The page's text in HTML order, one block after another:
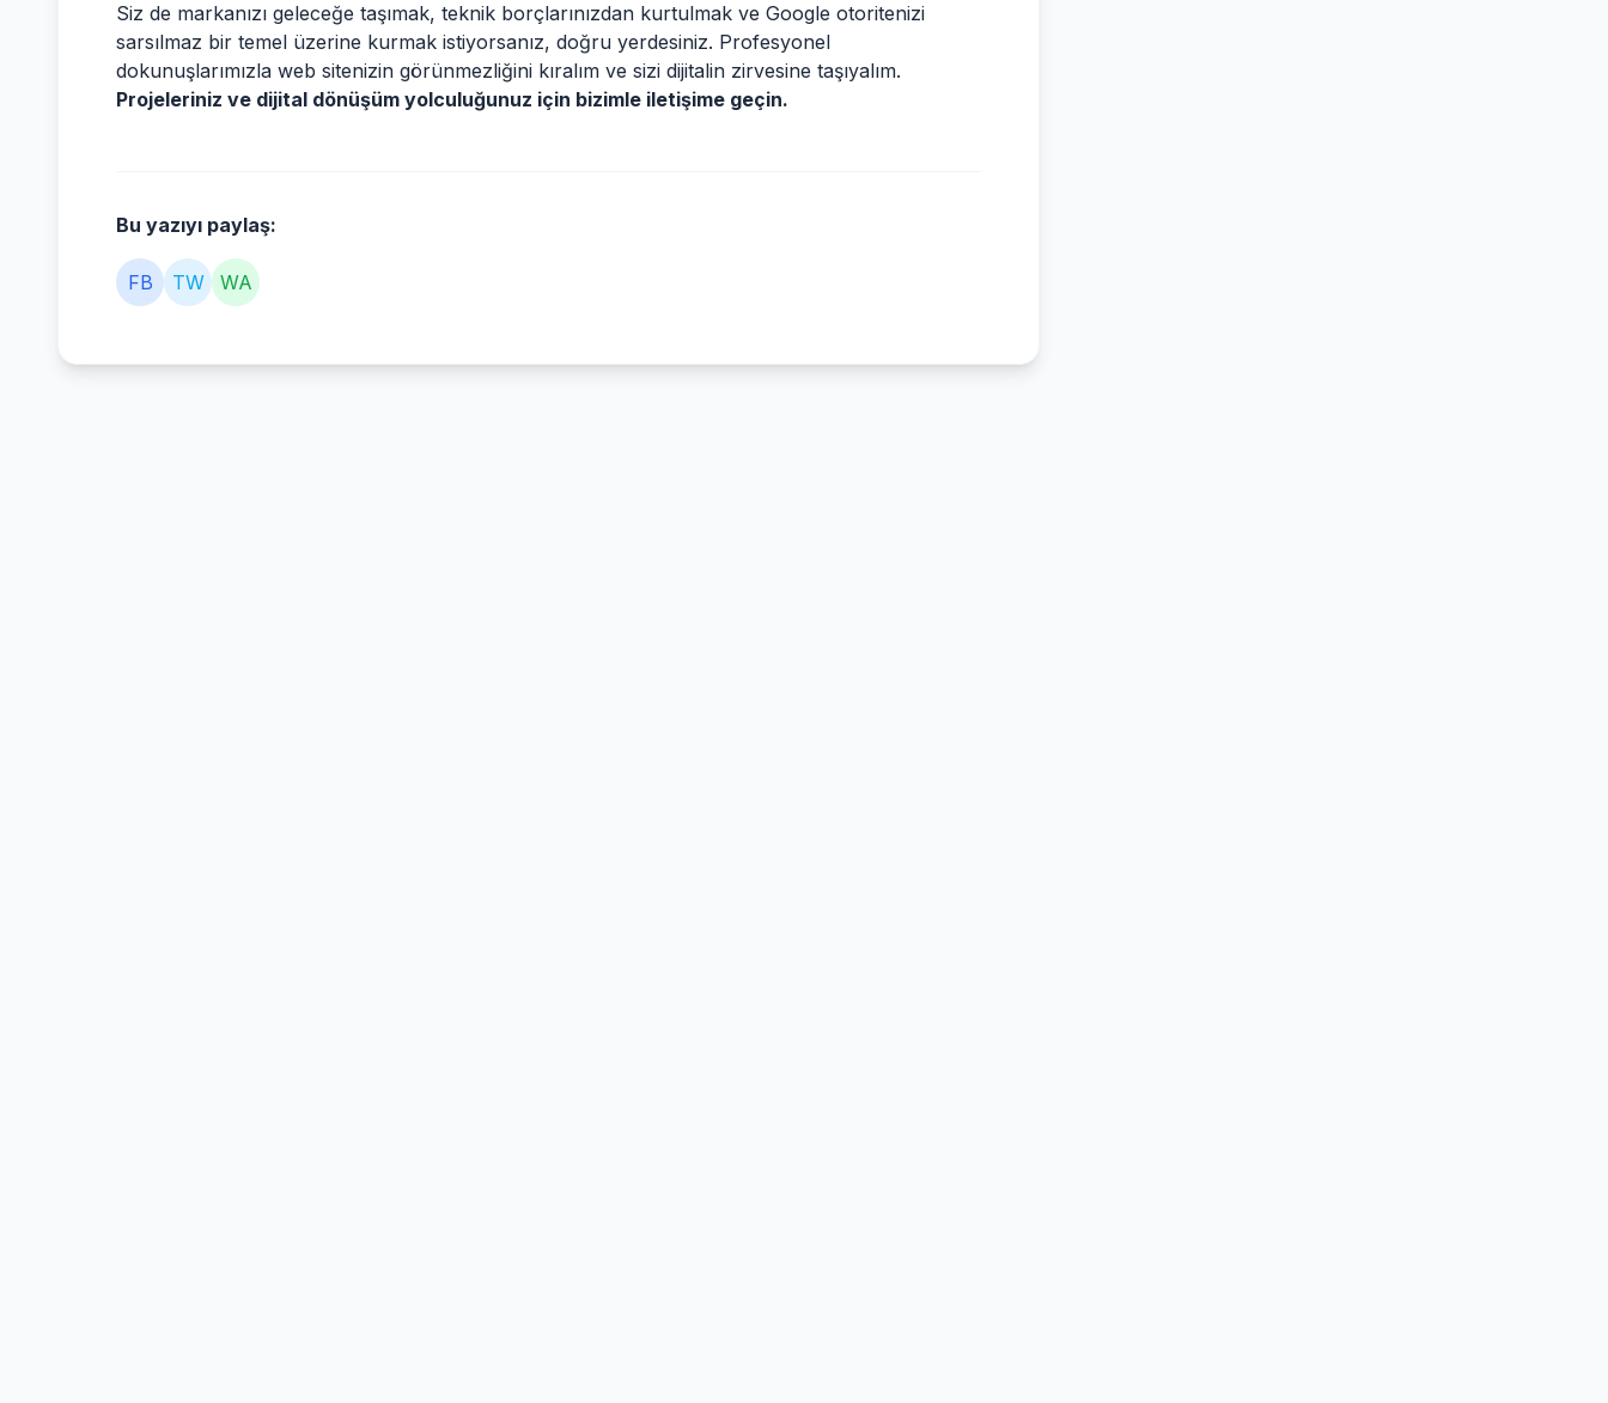
Siz de markanızı geleceğe taşımak, teknik borçlarınızdan kurtulmak ve Google otoritenizi
sarsılmaz bir temel üzerine kurmak istiyorsanız, doğru yerdesiniz. Profesyonel
dokunuşlarımızla web sitenizin görünmezliğini kıralım ve sizi dijitalin zirvesine taşıyalım.
Projeleriniz ve dijital dönüşüm yolculuğunuz için bizimle iletişime geçin.
Bu yazıyı paylaş:
FB TW WA